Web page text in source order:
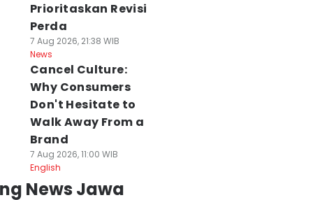
Prioritaskan Revisi
Perda
7 Aug 2026, 21:38 WIB
News
Cancel Culture:
Why Consumers
Don't Hesitate to
Walk Away From a
Brand
7 Aug 2026, 11:00 WIB
English
News Jawa